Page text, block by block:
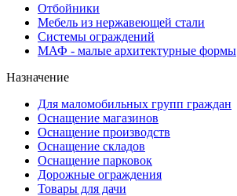
Отбойники
Мебель из нержавеющей стали
Системы ограждений
МАФ - малые архитектурные формы
Назначение
Для маломобильных групп граждан
Оснащение магазинов
Оснащение производств
Оснащение складов
Оснащение парковок
Дорожные ограждения
Товары для дачи